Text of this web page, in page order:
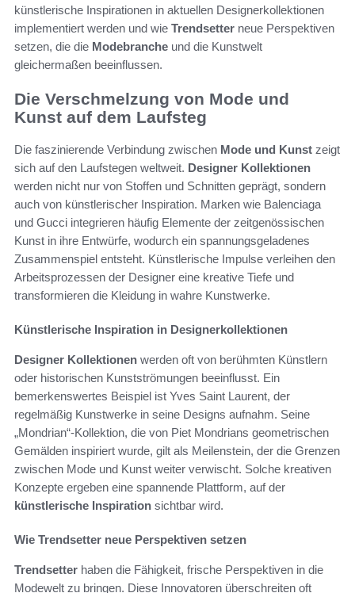
künstlerische Inspirationen in aktuellen Designerkollektionen
implementiert werden und wie Trendsetter neue Perspektiven
setzen, die die Modebranche und die Kunstwelt
gleichermaßen beeinflussen.
Die Verschmelzung von Mode und
Kunst auf dem Laufsteg
Die faszinierende Verbindung zwischen Mode und Kunst zeigt
sich auf den Laufstegen weltweit. Designer Kollektionen
werden nicht nur von Stoffen und Schnitten geprägt, sondern
auch von künstlerischer Inspiration. Marken wie Balenciaga
und Gucci integrieren häufig Elemente der zeitgenössischen
Kunst in ihre Entwürfe, wodurch ein spannungsgeladenes
Zusammenspiel entsteht. Künstlerische Impulse verleihen den
Arbeitsprozessen der Designer eine kreative Tiefe und
transformieren die Kleidung in wahre Kunstwerke.
Künstlerische Inspiration in Designerkollektionen
Designer Kollektionen werden oft von berühmten Künstlern
oder historischen Kunstströmungen beeinflusst. Ein
bemerkenswertes Beispiel ist Yves Saint Laurent, der
regelmäßig Kunstwerke in seine Designs aufnahm. Seine
„Mondrian“-Kollektion, die von Piet Mondrians geometrischen
Gemälden inspiriert wurde, gilt als Meilenstein, der die Grenzen
zwischen Mode und Kunst weiter verwischt. Solche kreativen
Konzepte ergeben eine spannende Plattform, auf der
künstlerische Inspiration sichtbar wird.
Wie Trendsetter neue Perspektiven setzen
Trendsetter haben die Fähigkeit, frische Perspektiven in die
Modewelt zu bringen. Diese Innovatoren überschreiten oft